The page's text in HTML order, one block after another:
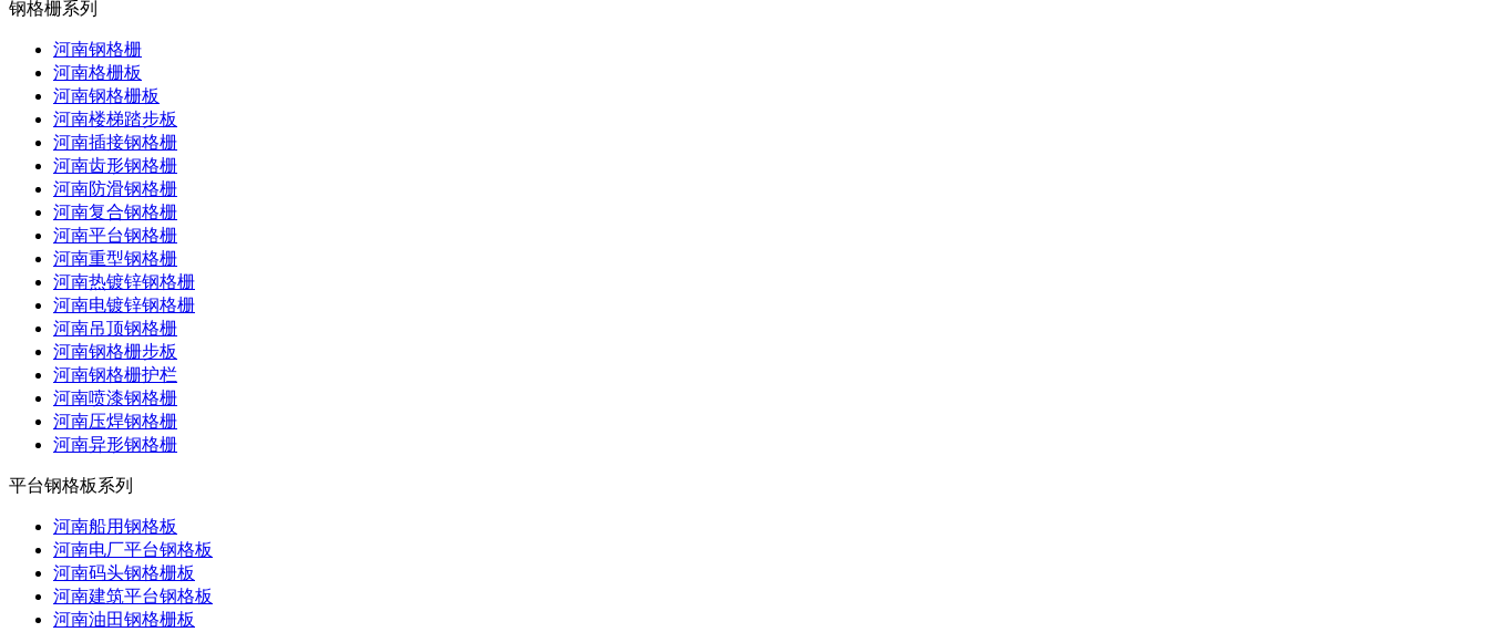
钢格栅系列
河南钢格栅
河南格栅板
河南钢格栅板
河南楼梯踏步板
河南插接钢格栅
河南齿形钢格栅
河南防滑钢格栅
河南复合钢格栅
河南平台钢格栅
河南重型钢格栅
河南热镀锌钢格栅
河南电镀锌钢格栅
河南吊顶钢格栅
河南钢格栅步板
河南钢格栅护栏
河南喷漆钢格栅
河南压焊钢格栅
河南异形钢格栅
平台钢格板系列
河南船用钢格板
河南电厂平台钢格板
河南码头钢格栅板
河南建筑平台钢格板
河南油田钢格栅板